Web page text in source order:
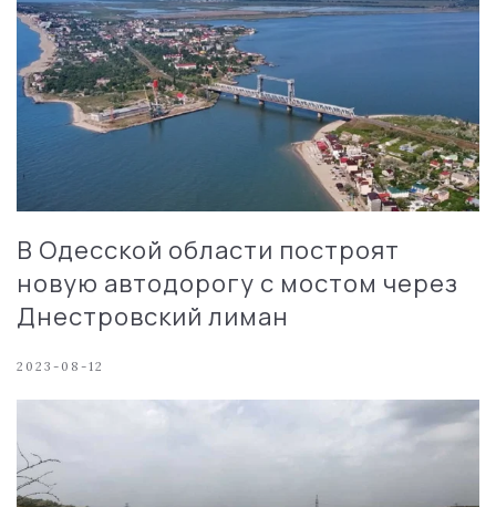
В Одесской области построят
новую автодорогу с мостом через
Днестровский лиман
2023-08-12